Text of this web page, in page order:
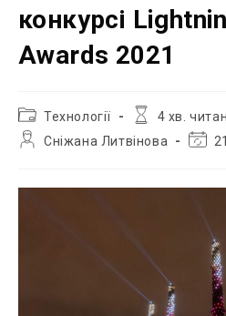
конкурсі
Awards 2021
Категорія
запису:
Технології
Час
4 хв.
АвторСніжана Литвінова